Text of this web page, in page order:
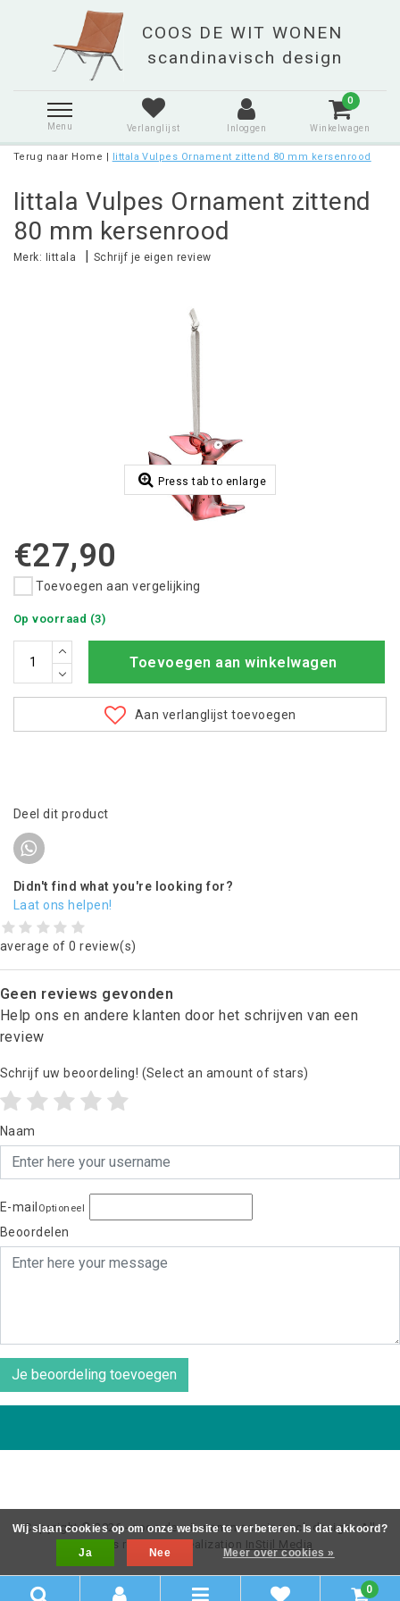
Menu Verlanglijst Inloggen
0
Winkelwagen
Terug naar Home | Iittala Vulpes Ornament zittend 80 mm kersenrood
Iittala Vulpes Ornament zittend
80 mm kersenrood
Merk: Iittala | Schrijf je eigen review
Press tab to enlarge
€27,90
Toevoegen aan vergelijking
Op voorraad (3)
Toevoegen aan winkelwagen
Aan verlanglijst toevoegen
Deel dit product
Didn't find what you're looking for?
Laat ons helpen!
average of 0 review(s)
Geen reviews gevonden
Help ons en andere klanten door het schrijven van een
review
Schrijf uw beoordeling! (Select an amount of stars)
Naam
E-mail Optioneel
Beoordelen
Je beoordeling toevoegen
Copyright © 2026 - coos de wit wonen scaninavsch design - All
rights reserved - Realization InStijl Media
0
Wij slaan cookies op om onze website te verbeteren. Is dat akkoord?
Ja
Nee Meer over cookies »